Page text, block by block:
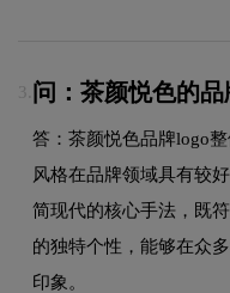
3. 问：茶颜悦色的
答：茶颜悦色品牌logo
风格在品牌领域具有较
简现代的核心手法，既
的独特个性，能够在众
印象。